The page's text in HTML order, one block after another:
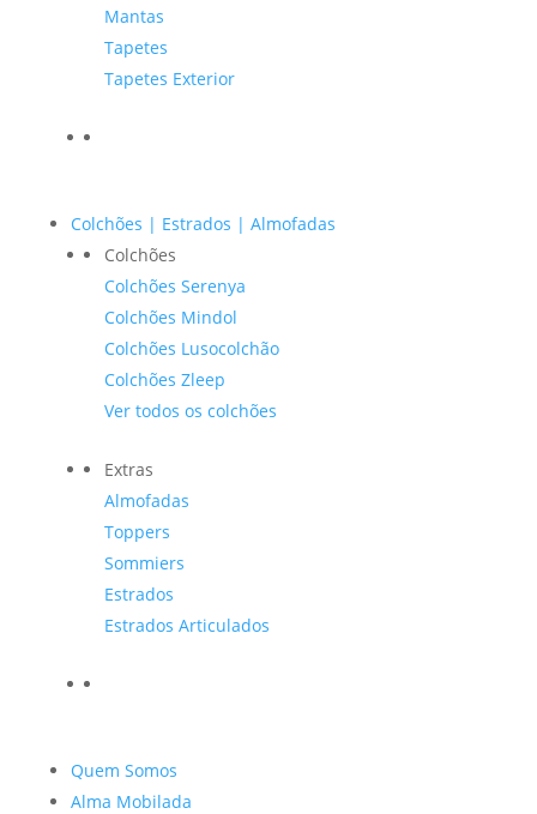
Mantas
Tapetes
Tapetes Exterior
Colchões | Estrados | Almofadas
Colchões
Colchões Serenya
Colchões Mindol
Colchões Lusocolchão
Colchões Zleep
Ver todos os colchões
Extras
Almofadas
Toppers
Sommiers
Estrados
Estrados Articulados
Quem Somos
Alma Mobilada